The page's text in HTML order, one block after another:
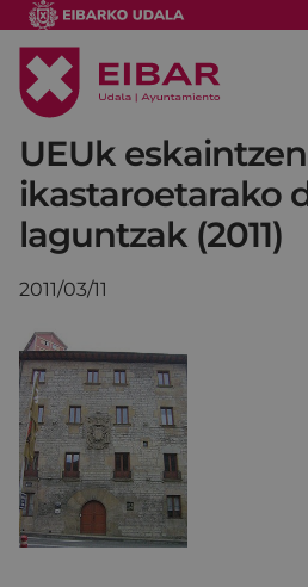
UEUk
ikastaroetarako
laguntzak (2011)
2011/03/11